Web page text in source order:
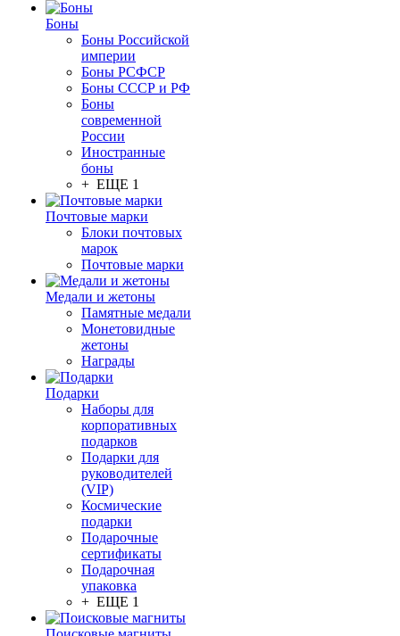
Боны
Боны Российской
империи
Боны РСФСР
Боны СССР и РФ
Боны
современной
России
Иностранные
боны
+ ЕЩЕ 1
Почтовые марки
Блоки почтовых
марок
Почтовые марки
Медали и жетоны
Памятные медали
Монетовидные
жетоны
Награды
Подарки
Наборы для
корпоративных
подарков
Подарки для
руководителей
(VIP)
Космические
подарки
Подарочные
сертификаты
Подарочная
упаковка
+ ЕЩЕ 1